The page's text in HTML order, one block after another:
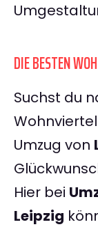
DIE BESTEN
Suchst du
Umzug von
Hier bei
Leipzig